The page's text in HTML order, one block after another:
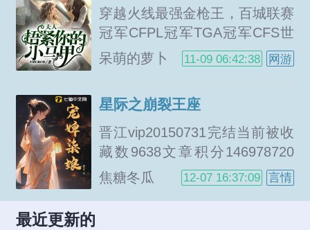
多盖房，天下方圆十里必有我
家！买东西不方便？好，那我开
实体超市，再投网购产业，顺便
布局一下物流！生活太无聊？抢
视！出行不方便？造车造飞机，
造火箭！...
穿越火线最强金枪王，百城联赛
冠军CFPL冠军TGA冠军CFS世
界大赛四连冠战队队长，神秘天
才少年叶飞，在五连冠比赛的关
夏最强特种部...
呆萌的萝卜 11-09 06:42:38 网游
星际之崩裂王座
晋江vip20150731完结当前被收
藏数9638文章积分146978720
宋枭目前属性废柴未来属性一代
枭雄性格特征忧郁不过三分钟，
焦糖冬瓜 12-07 16:37:09 言情
最近更新的